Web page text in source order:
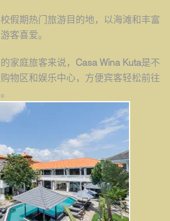
假期热门旅游目的地，以海滩和丰富
客喜爱。
家庭旅客来说， Casa Wina Kuta是不
物区和娱乐中心，方便宾客轻松前往